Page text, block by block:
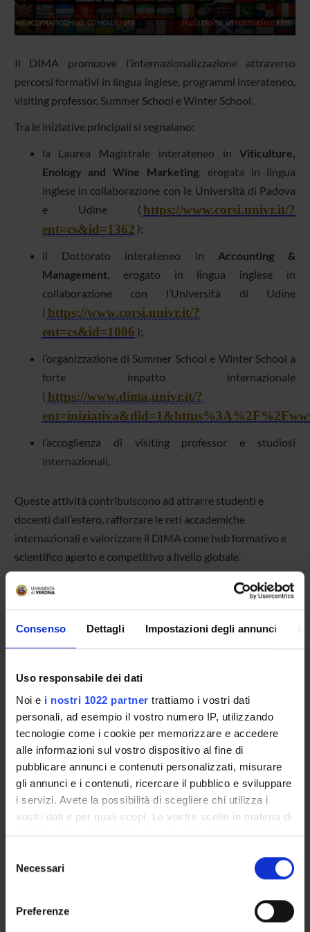
Consenso Dettagli Impostazioni degli annunci
Uso responsabile dei dati
Noi e i nostri 1022 partner trattiamo i vostri dati
personali, ad esempio il vostro numero IP, utilizzando
tecnologie come i cookie per memorizzare e accedere
alle informazioni sul vostro dispositivo al fine di
pubblicare annunci e contenuti personalizzati, misurare
gli annunci e i contenuti, ricercare il pubblico e sviluppare
i servizi. Avete la possibilità di scegliere chi utilizza i
vostri dati e per quali scopi. Le vostre scelte in materia di
privacy sono applicabili solo su questa proprietà digitale
modificare o revocare il proprio consenso in qualsiasi
momento dalla Dichiarazione sui cookie o facendo clic
delNecessari
Preferenze
Il DIMA promuove l’internazionalizzazione attraverso
percorsi formativi in lingua inglese, programmi interateneo,
visiting professor, Summer School e Winter School.
Tra le iniziative principali si segnalano:
la Laurea Magistrale interateneo inViticulture,
Enology and Wine Marketing, erogata in lingua
inglese in collaborazione con le Università di Padova
e Udine ( https://www.corsi.univr.it/?
ent=cs&id=1362 );
il Dottorato interateneo in Accounting &
Management, erogato in lingua inglese in
collaborazione con l’Università di Udine
( https://www.corsi.univr.it/?
ent=cs&id=1006 );
l’organizzazione di Summer School e Winter School a
forte impatto internazionale
( https://www.dima.univr.it/?
l’accoglienza di visiting professor e studiosi
internazionali.
Queste attività contribuiscono ad attrarre studenti e
docenti dall’estero, rafforzare le reti accademiche
internazionali e valorizzare il DIMA come hub formativo e
scientifico aperto e competitivo a livello globale.
Il Dipartimento di Management (DIMA) offre lapossibilità
le aree disciplinari del dipartimento di trascorrere un
periodo di ricerca che va da un minimo di 2 a un massimo di
8 settimane come
"Visiting Researcher/Professor"
per la mobilità in ingresso per ricerca e didattica.
Per maggiori informazionisi consulti la seguente pagina
web:Servizi - Bandi di internazionalizzazione .
Il dipartimento considera domande di visiting da studiosi
stranieri la cui mobilità per ricerca e didattica è supportata
altri enti.
Gli studiosi stranieri che intendono avviare un
processo di mobilità presso il DIMA devono essere